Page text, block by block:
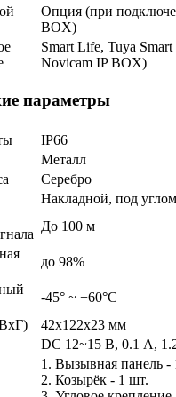
Опция (при
BOX)
Smart Life, Tuya
Novicam IP BOX)
параметры
IP66
Металл
Серебро
Накладной, под
До 100 м
до 98%
-45° ~ +60°С
42x122x23 мм
DC 12~15 В, 0.1 А,
1. Вызывная панель -
2. Козырёк - 1 шт.